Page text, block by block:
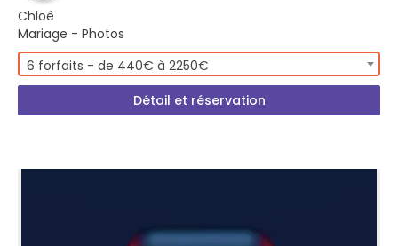
Chloé
Mariage - Photos
6 forfaits - de 440€ à 2250€
Détail et réservation